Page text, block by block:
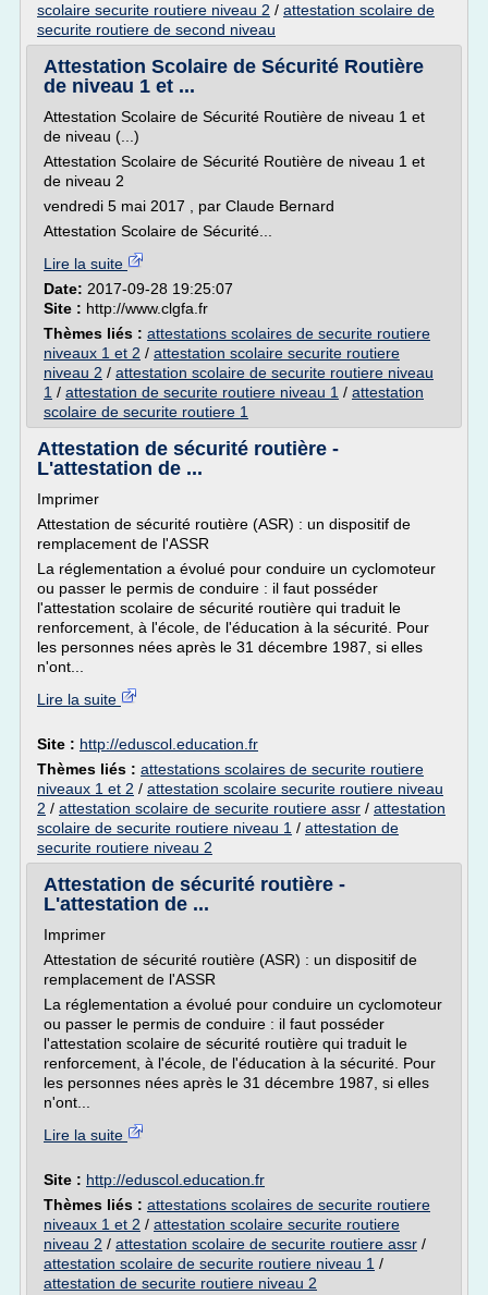
scolaire securite routiere niveau 2 / attestation scolaire de
securite routiere de second niveau
Attestation Scolaire de Sécurité Routière
de niveau 1 et ...
Attestation Scolaire de Sécurité Routière de niveau 1 et
de niveau (...)
Attestation Scolaire de Sécurité Routière de niveau 1 et
de niveau 2
vendredi 5 mai 2017 , par Claude Bernard
Attestation Scolaire de Sécurité...
Lire la suite
Date: 2017-09-28 19:25:07
Site : http://www.clgfa.fr
Thèmes liés : attestations scolaires de securite routiere
niveaux 1 et 2 / attestation scolaire securite routiere
niveau 2 / attestation scolaire de securite routiere niveau
1 / attestation de securite routiere niveau 1 / attestation
scolaire de securite routiere 1
Attestation de sécurité routière -
L'attestation de ...
Imprimer
Attestation de sécurité routière (ASR) : un dispositif de
remplacement de l'ASSR
La réglementation a évolué pour conduire un cyclomoteur
ou passer le permis de conduire : il faut posséder
l'attestation scolaire de sécurité routière qui traduit le
renforcement, à l'école, de l'éducation à la sécurité. Pour
les personnes nées après le 31 décembre 1987, si elles
n'ont...
Lire la suite
Site : http://eduscol.education.fr
Thèmes liés : attestations scolaires de securite routiere
niveaux 1 et 2 / attestation scolaire securite routiere niveau
2 / attestation scolaire de securite routiere assr / attestation
scolaire de securite routiere niveau 1 / attestation de
securite routiere niveau 2
Attestation de sécurité routière -
L'attestation de ...
Imprimer
Attestation de sécurité routière (ASR) : un dispositif de
remplacement de l'ASSR
La réglementation a évolué pour conduire un cyclomoteur
ou passer le permis de conduire : il faut posséder
l'attestation scolaire de sécurité routière qui traduit le
renforcement, à l'école, de l'éducation à la sécurité. Pour
les personnes nées après le 31 décembre 1987, si elles
n'ont...
Lire la suite
Site : http://eduscol.education.fr
Thèmes liés : attestations scolaires de securite routiere
niveaux 1 et 2 / attestation scolaire securite routiere
niveau 2 / attestation scolaire de securite routiere assr /
attestation scolaire de securite routiere niveau 1 /
attestation de securite routiere niveau 2